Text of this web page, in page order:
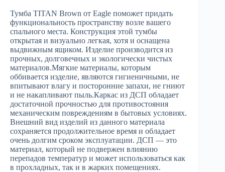
Тумба TITAN Brown от Eagle поможет придать
функциональность пространству возле вашего
спального места. Конструкция этой тумбы
открытая и визуально легкая, хотя и оснащена
выдвижным ящиком. Изделие производится из
прочных, долговечных и экологически чистых
материалов.Мягкие материалы, которым
оббивается изделие, являются гигиеничными, не
впитывают влагу и посторонние запахи, не гниют
и не накапливают пыль.Каркас из ДСП обладает
достаточной прочностью для противостояния
механическим повреждениям в бытовых условиях.
Внешний вид изделий из данного материала
сохраняется продолжительное время и обладает
очень долгим сроком эксплуатации. ДСП — это
материал, который не подвержен влиянию
перепадов температур и может использоваться как
в прохладных, так и в жарких помещениях.